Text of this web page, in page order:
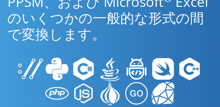
のいくつかの一般的な形式の間
で変換します。